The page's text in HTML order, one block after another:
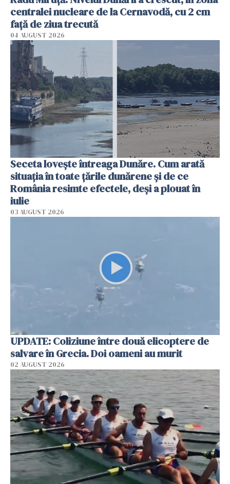
centralei nucleare de la Cernavodă, cu 2 cm
faţă de ziua trecută
04 AUGUST 2026
Seceta lovește întreaga Dunăre. Cum arată
situația în toate țările dunărene și de ce
România resimte efectele, deși a plouat în
iulie
03 AUGUST 2026
UPDATE: Coliziune între două elicoptere de
salvare în Grecia. Doi oameni au murit
02 AUGUST 2026